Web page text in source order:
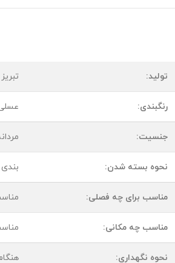
تولید: تبریز
رنگبندی:
جنسیت:
نحوه بسته شدن: بندی
مناسب برای چه فصلی:
مناسب چه مکانی:
نحوه نگهداری: